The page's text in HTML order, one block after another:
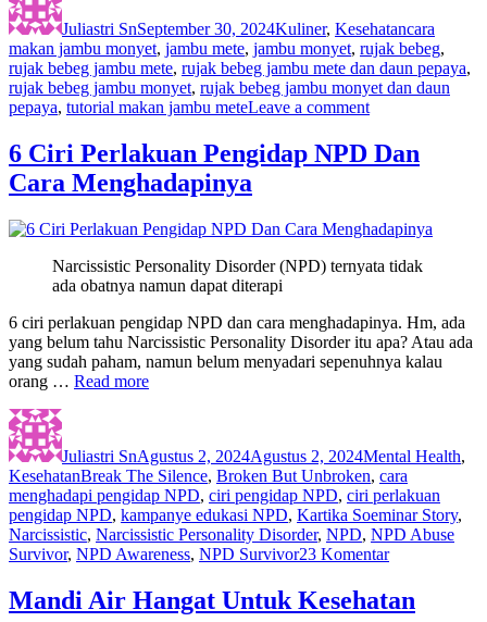
Juliastri SnSeptember 30, 2024Kuliner, Kesehatancara
makan jambu monyet, jambu mete, jambu monyet, rujak bebeg,
rujak bebeg jambu mete, rujak bebeg jambu mete dan daun pepaya,
rujak bebeg jambu monyet, rujak bebeg jambu monyet dan daun
pepaya, tutorial makan jambu meteLeave a commenton
Membuat
Rujak
Mete
6 Ciri Perlakuan Pengidap NPD Dan
Cara Menghadapinya
Narcissistic Personality Disorder (NPD) ternyata tidak
ada obatnya namun dapat diterapi
6 ciri perlakuan pengidap NPD dan cara menghadapinya. Hm, ada
yang belum tahu Narcissistic Personality Disorder itu apa? Atau ada
yang sudah paham, namun belum menyadari sepenuhnya kalau
orang … Read more
Author
Juliastri SnAgustus 2, 2024Agustus 2, 2024Mental Health,
KesehatanTags
Break The Silence, Broken But Unbroken, cara
menghadapi pengidap NPD, ciri pengidap NPD, ciri perlakuan
pengidap NPD, kampanye edukasi NPD, Kartika Soeminar Story,
Narcissistic, Narcissistic Personality Disorder, NPD, NPD Abuse
Survivor, NPD Awareness, NPD Survivor23 Komentarpada
Perlakuan
Mandi Air Hangat Untuk Kesehatan